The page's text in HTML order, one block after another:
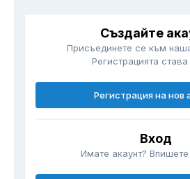
Създайте
Присъединете се към
Регистрацията
Регистрация на нов
Вход
Имате акаунт? Впишете